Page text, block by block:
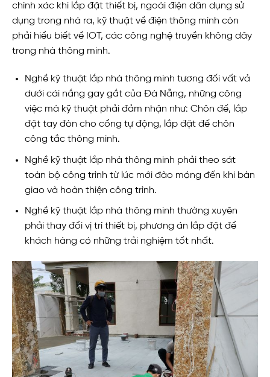
chính xác khi lắp đặt thiết bị, ngoài điện dân dụng sử
dụng trong nhà ra, kỹ thuật về điện thông minh còn
phải hiểu biết về IOT, các công nghệ truyền không dây
trong nhà thông minh.
Nghề kỹ thuật lắp nhà thông minh tương đối vất vả
dưới cái nắng gay gắt của Đà Nẵng, những công
việc mà kỹ thuật phải đảm nhận như: Chôn đế, lắp
đặt tay đòn cho cổng tự động, lắp đặt đế chôn
công tắc thông minh.
Nghề kỹ thuật lắp nhà thông minh phải theo sát
toàn bộ công trình từ lúc mới đào móng đến khi bàn
giao và hoàn thiện công trình.
Nghề kỹ thuật lắp nhà thông minh thường xuyên
phải thay đổi vị trí thiết bị, phương án lắp đặt để
khách hàng có những trải nghiệm tốt nhất.